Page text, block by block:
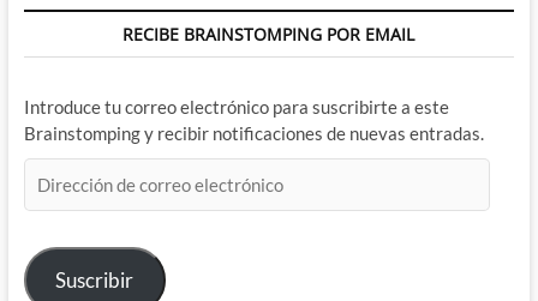
RECIBE BRAINSTOMPING POR EMAIL
Introduce tu correo electrónico para suscribirte a este
Brainstomping y recibir notificaciones de nuevas entradas.
de
electrónico
Suscribir